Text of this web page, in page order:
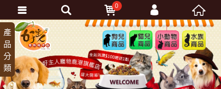
狗兒
商品
貓兒
商品
小動
物商
品
水族
商品
產
品
分
類
0
會員登入
忘記密碼
加入會員
訂單查詢